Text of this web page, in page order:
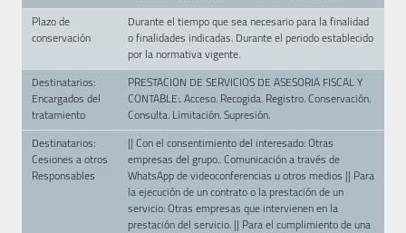
Plazo de
conservación
Durante el tiempo que sea necesario para la finalidad
o finalidades indicadas. Durante el periodo establecido
por la normativa vigente.
Destinatarios:
Encargados del
tratamiento
PRESTACION DE SERVICIOS DE ASESORIA FISCAL Y
CONTABLE:. Acceso. Recogida. Registro. Conservación.
Consulta. Limitación. Supresión.
Destinatarios:
Cesiones a otros
Responsables
|| Con el consentimiento del interesado: Otras
empresas del grupo.. Comunicación a través de
WhatsApp de videoconferencias u otros medios || Para
la ejecución de un contrato o la prestación de un
servicio: Otras empresas que intervienen en la
prestación del servicio. || Para el cumplimiento de una